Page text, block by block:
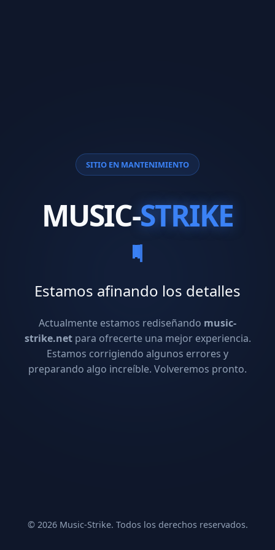
SITIO EN MANTENIMIENTO
MUSIC-STRIKE
Estamos afinando los detalles
Actualmente estamos rediseñando music-
strike.netpara ofrecerte una mejor experiencia.
Estamos corrigiendo algunos errores y
preparando algo increíble. Volveremos pronto.
© 2026 Music-Strike. Todos los derechos reservados.